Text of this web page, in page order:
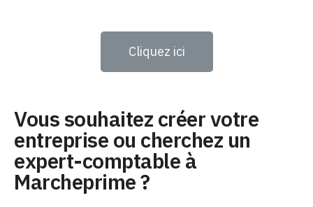
Cliquez ici
Vous souhaitez créer votre
entreprise ou cherchez un
expert-comptable à
Marcheprime ?